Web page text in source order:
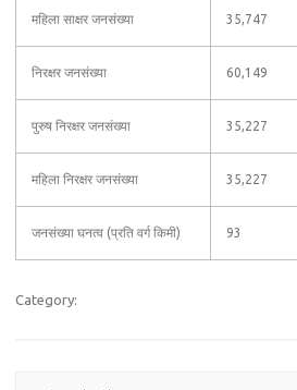
महिला साक्षर जनसंख्या 35,747
निरक्षर जनसंख्या 60,149
पुरुष निरक्षर जनसंख्या 35,227
महिला निरक्षर जनसंख्या 35,227
जनसंख्या घनत्व (प्रति वर्ग किमी) 93
Category: